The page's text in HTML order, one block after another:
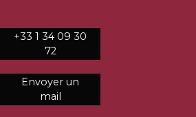
+33 1 34 09 30
72
Envoyer un
mail